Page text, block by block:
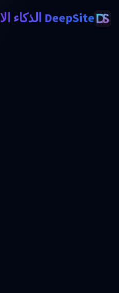
DeepSite الذكاء الاصطناعي